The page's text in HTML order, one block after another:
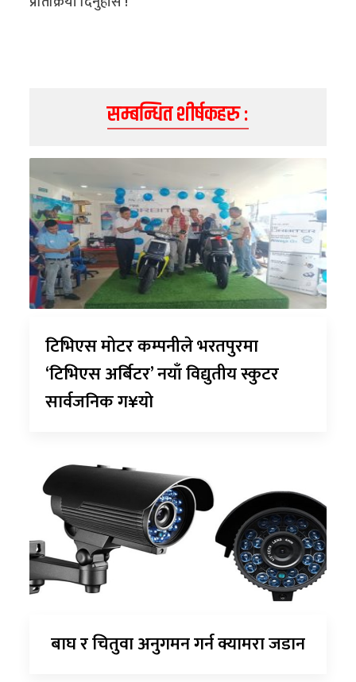
सम्बन्धित शीर्षकहरु :
टिभिएस मोटर कम्पनीले भरतपुरमा
‘टिभिएस अर्बिटर’ नयाँ विद्युतीय स्कुटर
सार्वजनिक ग¥यो
बाघ र चितुवा अनुगमन गर्न क्यामरा जडान